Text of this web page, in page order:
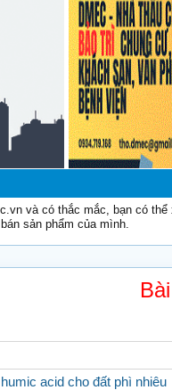
và có thắc mắc, bạn có
sản phẩm của mình.
acid cho đất phì nhiêu